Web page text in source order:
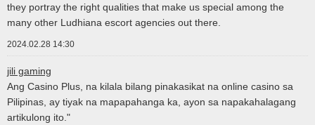
they portray the right qualities that make us special among the
many other Ludhiana escort agencies out there.
2024.02.28 14:30
jili gaming
Ang Casino Plus, na kilala bilang pinakasikat na online casino sa
Pilipinas, ay tiyak na mapapahanga ka, ayon sa napakahalagang
artikulong ito."